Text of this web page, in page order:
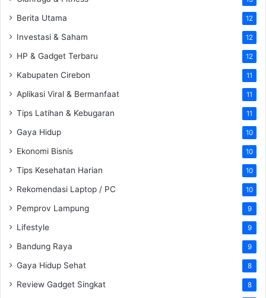
Berita Utama 12
Investasi & Saham 12
HP & Gadget Terbaru 12
Kabupaten Cirebon 11
Aplikasi Viral & Bermanfaat 11
Tips Latihan & Kebugaran 11
Gaya Hidup 10
Ekonomi Bisnis 10
Tips Kesehatan Harian 10
Rekomendasi Laptop / PC 10
Pemprov Lampung 9
Lifestyle 9
Bandung Raya 9
Gaya Hidup Sehat 8
Review Gadget Singkat 8